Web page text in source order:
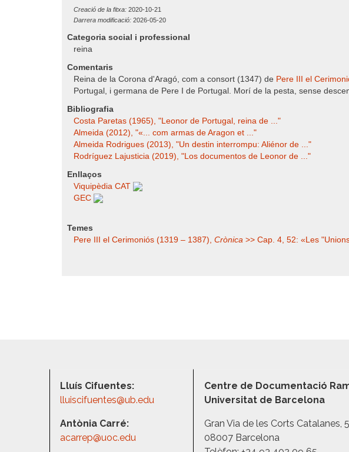
Creació de la fitxa: 2020-10-21
Darrera modificació: 2026-05-20
Categoria social i professional
reina
Comentaris
Reina de la Corona d'Aragó, com a consort (1347) de Pere III el
Portugal, i germana de Pere I de Portugal. Morí de la pesta, sense
Bibliografia
Costa Paretas (1965), "Leonor de Portugal, reina de ..."
Almeida (2012), "«... com armas de Aragon et ..."
Almeida Rodrigues (2013), "Un destin interrompu: Aliénor de ..."
Rodríguez Lajusticia (2019), "Los documentos de Leonor de ..."
Enllaços
Viquipèdia CAT
GEC
Temes
Pere III el Cerimoniós (1319 – 1387), Crònica >> Cap. 4, 52: «Les
Lluís Cifuentes:
lluiscifuentes@ub.edu
Antònia Carré:
acarrep@uoc.edu
Centre de Documentació
Universitat de Barcelona
Gran Via de les Corts Catalanes,
08007 Barcelona